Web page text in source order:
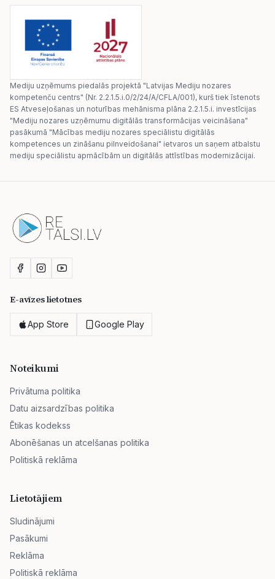
Mediju uzņēmums piedalās projektā "Latvijas Mediju nozares
kompetenču centrs" (Nr. 2.2.1.5.i.0/2/24/A/CFLA/001), kurš tiek īstenots
ES Atveseļošanas un noturības mehānisma plāna 2.2.1.5.i. investīcijas
"Mediju nozares uzņēmumu digitālās transformācijas veicināšana"
pasākumā "Mācības mediju nozares speciālistu digitālās
kompetences un zināšanu pilnveidošanai" ietvaros un saņem atbalstu
mediju speciālistu apmācībām un digitālās attīstības modernizācijai.
E-avīzes lietotnes
App Store Google Play
Noteikumi
Privātuma politika
Datu aizsardzības politika
Ētikas kodekss
Abonēšanas un atcelšanas politika
Politiskā reklāma
Lietotājiem
Sludinājumi
Pasākumi
Reklāma
Politiskā reklāma